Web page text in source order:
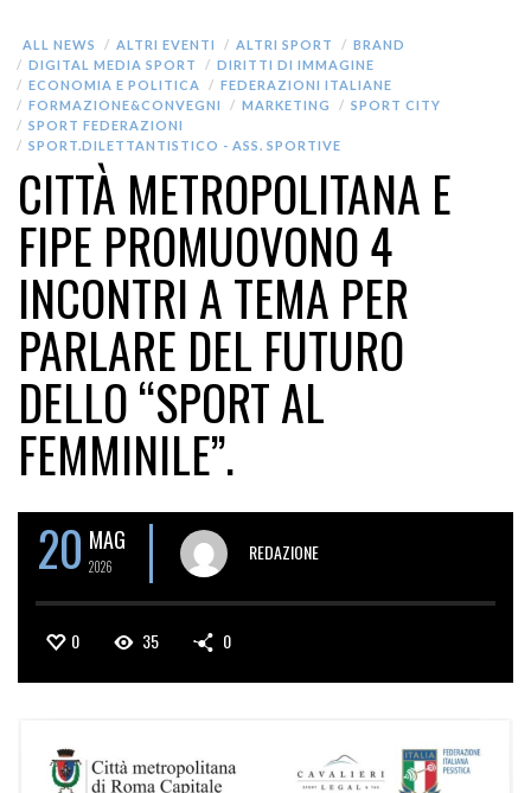
ALL NEWS ALTRI EVENTI ALTRI SPORT
BRAND
DIGITAL MEDIA SPORT
DIRITTI DI IMMAGINE
ECONOMIA E POLITICA
FEDERAZIONI ITALIANE
FORMAZIONE&CONVEGNI
MARKETING
SPORT CITY
SPORT FEDERAZIONI
SPORT.DILETTANTISTICO - ASS. SPORTIVE
CITTÀ METROPOLITANA E
FIPE PROMUOVONO 4
INCONTRI A TEMA PER
PARLARE DEL FUTURO
DELLO “SPORT AL
FEMMINILE”.
20 MAG
2026
REDAZIONE
0 35 0